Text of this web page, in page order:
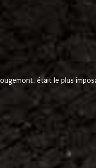
était le plus